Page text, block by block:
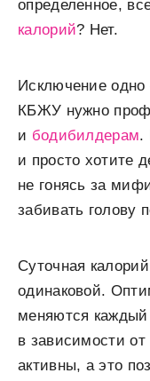
определенное,
калорий? Нет.
Исключение одно
КБЖУ нужно
и бодибилдерам.
и просто хотите
не гонясь за
забивать голову
Суточная
одинаковой.
меняются
в зависимости
активны, а это